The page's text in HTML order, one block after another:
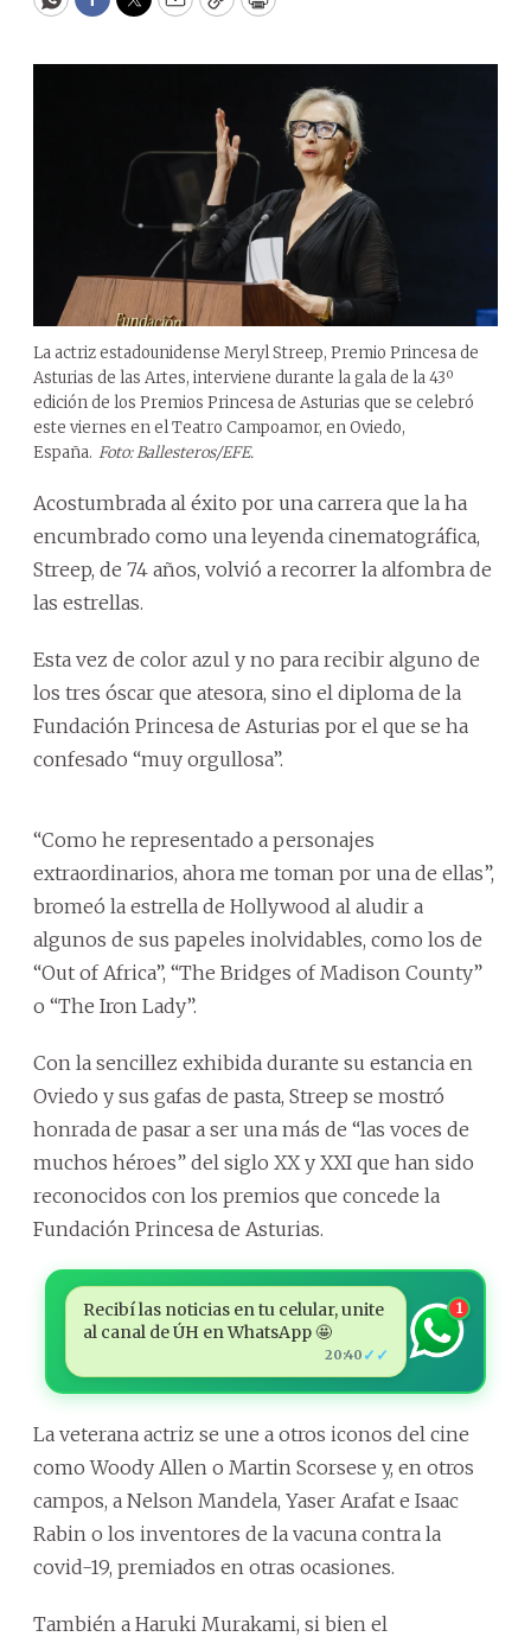
WhatsApp
Facebook
Twitter
EmailCopyPrint
La actriz estadounidense Meryl Streep, Premio Princesa de
Asturias de las Artes, interviene durante la gala de la 43º
edición de los Premios Princesa de Asturias que se celebró
este viernes en el Teatro Campoamor, en Oviedo,
España. Foto: Ballesteros/EFE.
Acostumbrada al éxito por una carrera que la ha
encumbrado como una leyenda cinematográfica,
Streep, de 74 años, volvió a recorrer la alfombra de
las estrellas.
Esta vez de color azul y no para recibir alguno de
los tres óscar que atesora, sino el diploma de la
Fundación Princesa de Asturias por el que se ha
confesado “muy orgullosa”.
“Como he representado a personajes
extraordinarios, ahora me toman por una de ellas”,
bromeó la estrella de Hollywood al aludir a
algunos de sus papeles inolvidables, como los de
“Out of Africa”, “The Bridges of Madison County”
o “The Iron Lady”.
Con la sencillez exhibida durante su estancia en
Oviedo y sus gafas de pasta, Streep se mostró
honrada de pasar a ser una más de “las voces de
muchos héroes” del siglo XX y XXI que han sido
reconocidos con los premios que concede la
Fundación Princesa de Asturias.
Recibí las noticias en tu celular, unite
al canal de ÚH en WhatsApp 🤩
20:40 ✓✓
1
La veterana actriz se une a otros iconos del cine
como Woody Allen o Martin Scorsese y, en otros
campos, a Nelson Mandela, Yaser Arafat e Isaac
Rabin o los inventores de la vacuna contra la
covid-19, premiados en otras ocasiones.
También a Haruki Murakami, si bien el